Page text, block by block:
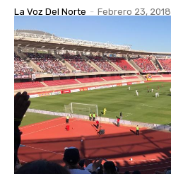
La Voz Del Norte - Febrero 23, 2018